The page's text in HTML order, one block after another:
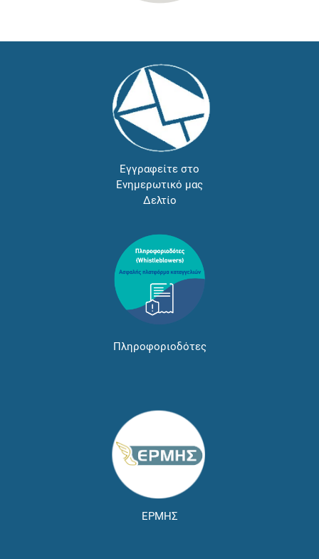
Εγγραφείτε στο
Ενημερωτικό μας
Δελτίο
Πληροφοριοδότες
ΕΡΜΗΣ